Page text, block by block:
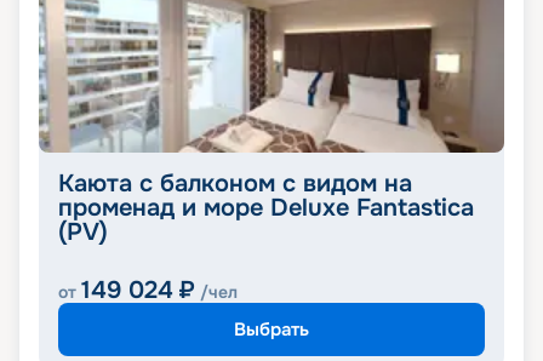
Каюта с балконом с видом на
променад и море Deluxe Fantastica
(PV)
от 149 024 ₽ /чел
Выбрать